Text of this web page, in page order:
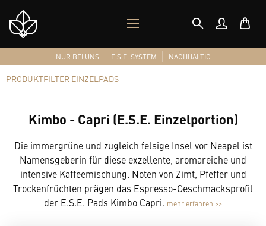
Shop
Logo
MOBILES
MENÜ
NUR BEI UNS E.S.E. SYSTEM NACHHALTIG
PRODUKTFILTER EINZELPADS
Kimbo - Capri (E.S.E. Einzelportion)
Die immergrüne und zugleich felsige Insel vor Neapel ist
Namensgeberin für diese exzellente, aromareiche und
intensive Kaffeemischung. Noten von Zimt, Pfeffer und
Trockenfrüchten prägen das Espresso-Geschmacksprofil
der E.S.E. Pads Kimbo Capri. mehr erfahren >>